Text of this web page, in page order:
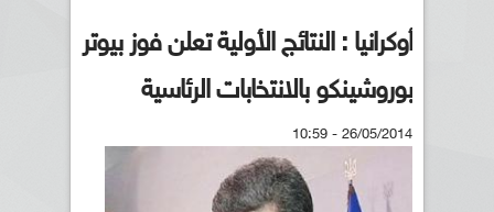
أوكرانيا : النتائج الأولية تعلن فوز بيوتر
بوروشينكو بالانتخابات الرئاسية
26/05/2014 - 10:59